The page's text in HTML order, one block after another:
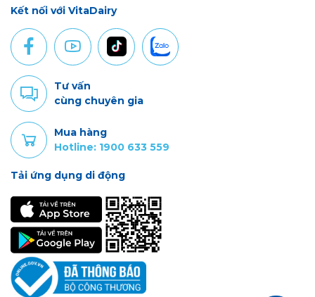
Kết nối với VitaDairy
Tư vấn
cùng chuyên gia
Mua hàng
Hotline: 1900 633 559
Tải ứng dụng di động